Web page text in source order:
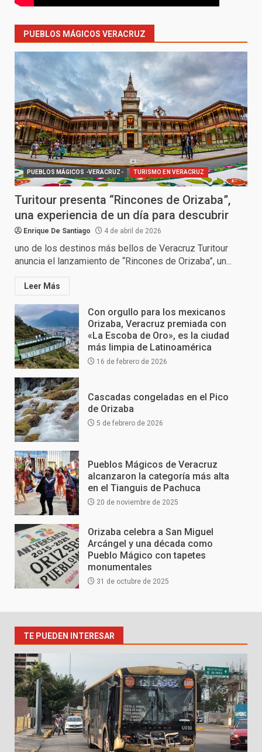
PUEBLOS MÁGICOS VERACRUZ
PUEBLOS MÁGICOS -VERACRUZ- TURISMO EN VERACRUZ
Turitour presenta “Rincones de Orizaba”,
una experiencia de un día para descubrir
Enrique De Santiago 4 de abril de 2026
uno de los destinos más bellos de Veracruz Turitour
anuncia el lanzamiento de “Rincones de Orizaba”, un...
Leer Más
Con orgullo para los mexicanos
Orizaba, Veracruz premiada con
«La Escoba de Oro», es la ciudad
más limpia de Latinoamérica
16 de febrero de 2026
Cascadas congeladas en el Pico
de Orizaba
5 de febrero de 2026
Pueblos Mágicos de Veracruz
alcanzaron la categoría más alta
en el Tianguis de Pachuca
20 de noviembre de 2025
Orizaba celebra a San Miguel
Arcángel y una década como
Pueblo Mágico con tapetes
monumentales
31 de octubre de 2025
TE PUEDEN INTERESAR